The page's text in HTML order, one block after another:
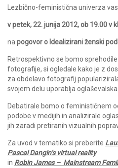
Lezbično-feministična univerza
v petek, 22. junija 2012, ob 19.00 v
na pogovor o Idealizirani ženski
Retrospektivno se bomo
fotografije, si ogledale kako je z
za obdelavo fotografij
svojem delu uporablja oglaševalska
Debatirale bomo o feminističnem
podobe v medijih in analizirale
jih zaradi pretiranih vizualnih
Za uvod v tematiko si preberite
Pascal Dangin’s virtual reality
in Robin James – Mainstream